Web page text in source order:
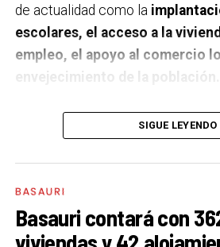
de actualidad como la
escolares, el acceso a la
empleo, el apoyo al comercio
envejecimiento de la población.
A un año de acabar la
haces de la gestión del PSE en
del equipo de gobierno y qué
los gobiernos sirve para
SIGUE LEYENDO
BASAURI
Basauri contará con